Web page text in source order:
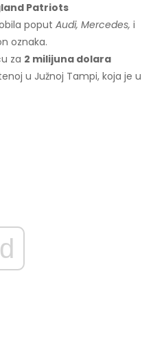
Patriots
poput Audi, Mercedes, i
oznaka.
za 2 milijuna dolara
u Južnoj Tampi, koja je u